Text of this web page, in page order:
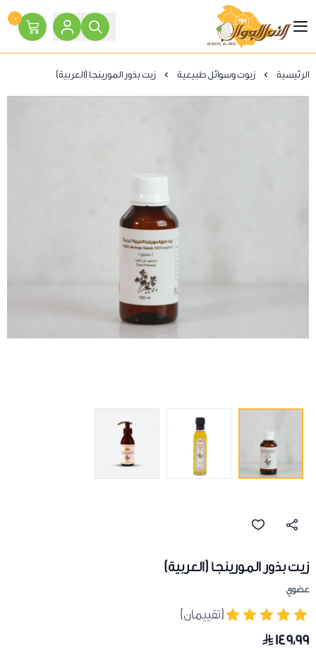
النحل الجوال
٠
الرئيسية زيوت وسوائل طبيعية زيت بذور المورينجا (العربية)
زيت بذور المورينجا (العربية)
عضوي
(تقييمان)
١٤٩٫٩٩